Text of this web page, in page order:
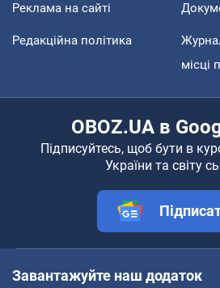
Реклама на сайті
Редакційна політика
місці
OBOZ.UA в
Підписуйтесь, щоб бути в
України та світу
Завантажуйте наш додаток